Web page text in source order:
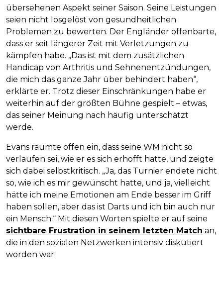
übersehenen Aspekt seiner Saison. Seine Leistungen
seien nicht losgelöst von gesundheitlichen
Problemen zu bewerten. Der Engländer offenbarte,
dass er seit längerer Zeit mit Verletzungen zu
kämpfen habe. „Das ist mit dem zusätzlichen
Handicap von Arthritis und Sehnenentzündungen,
die mich das ganze Jahr über behindert haben“,
erklärte er. Trotz dieser Einschränkungen habe er
weiterhin auf der größten Bühne gespielt – etwas,
das seiner Meinung nach häufig unterschätzt
werde.
Evans räumte offen ein, dass seine WM nicht so
verlaufen sei, wie er es sich erhofft hatte, und zeigte
sich dabei selbstkritisch. „Ja, das Turnier endete nicht
so, wie ich es mir gewünscht hatte, und ja, vielleicht
hätte ich meine Emotionen am Ende besser im Griff
haben sollen, aber das ist Darts und ich bin auch nur
ein Mensch.“ Mit diesen Worten spielte er auf seine
sichtbare Frustration in seinem letzten Match an,
die in den sozialen Netzwerken intensiv diskutiert
worden war.